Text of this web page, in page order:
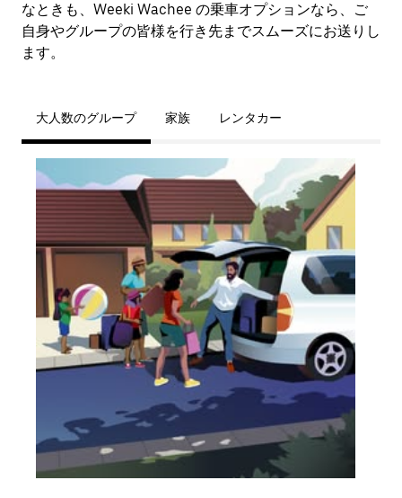
なときも、Weeki Wachee の乗車オプションなら、ご
自身やグループの皆様を行き先までスムーズにお送りし
ます。
大人数のグループ 家族 レンタカー